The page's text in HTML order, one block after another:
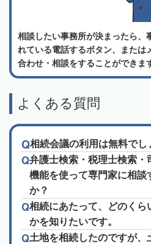
相談したい事務所が決まったら、
れている電話するボタン、または
合わせ・相談をすることができま
よくある質問
相続会議の利用は無料でし
弁護士検索・税理士検索・
機能を使って専門家に相談
か？
相続にあたって、どのくら
かを知りたいです。
土地を相続したのですが、